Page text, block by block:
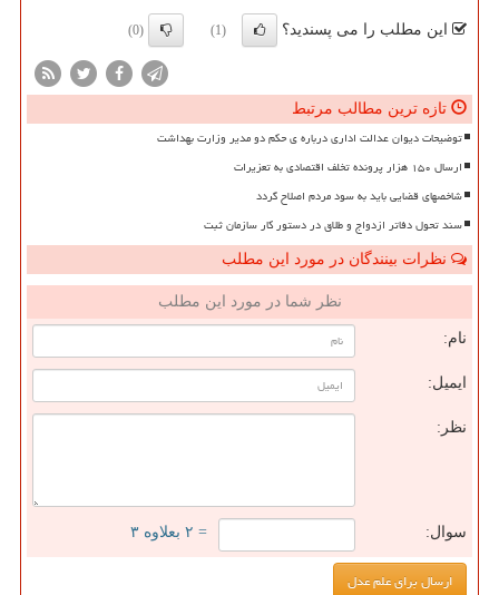
این مطلب را می پسندید؟ (1)
(0)
تازه ترین مطالب مرتبط
توضیحات دیوان عدالت اداری درباره ی حکم دو مدیر وزارت بهداشت
ارسال ۱۵۰ هزار پرونده تخلف اقتصادی به تعزیرات
شاخصهای قضایی باید به سود مردم اصلاح گردد
سند تحول دفاتر ازدواج و طلاق در دستور کار سازمان ثبت
نظرات بینندگان در مورد این مطلب
نظر شما در مورد این مطلب
نام:
ایمیل:
نظر:
سوال: = ۲ بعلاوه ۳